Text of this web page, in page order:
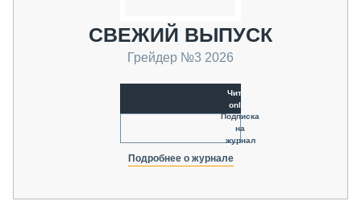
СВЕЖИЙ ВЫПУСК
Грейдер №3 2026
Читать
online
Подписка
на
журнал
Подробнее о журнале